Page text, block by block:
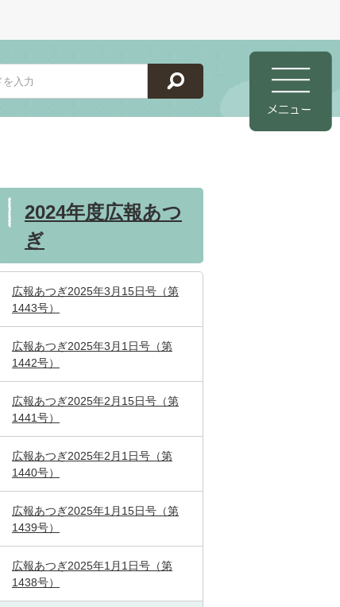
2024年度広報あつ
ぎ
広報あつぎ2025年3月15日号（第
1443号）
広報あつぎ2025年3月1日号（第
1442号）
広報あつぎ2025年2月15日号（第
1441号）
広報あつぎ2025年2月1日号（第
1440号）
広報あつぎ2025年1月15日号（第
1439号）
広報あつぎ2025年1月1日号（第
1438号）